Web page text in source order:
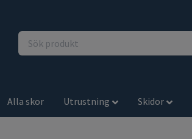
Alla skor Utrustning Skidor